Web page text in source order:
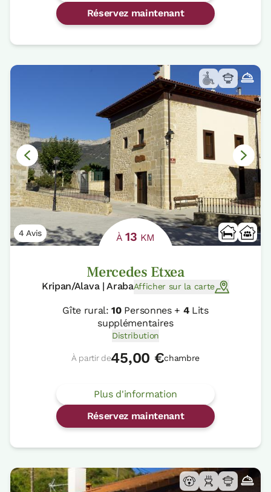
Réservez maintenant
4 Avis À13 KM
Mercedes Etxea
Kripan/Alava | ArabaAfficher sur la carte
Gîte rural:10Personnes + 4Lits
supplémentaires
Distribution
À partir de45,00 €chambre
Plus d'information
Réservez maintenant